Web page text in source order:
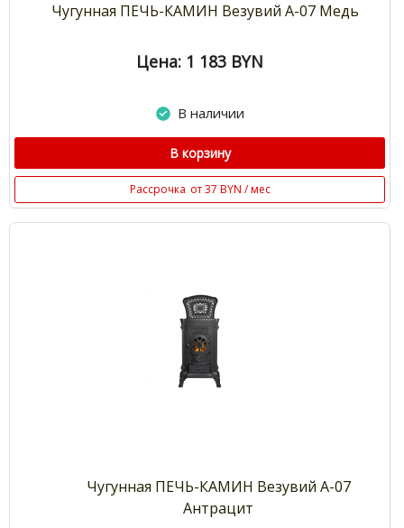
Чугунная ПЕЧЬ-КАМИН Везувий А-07 Медь
Цена: 1 183 BYN
В наличии
В корзину
Рассрочка от 37 BYN / мес
Чугунная ПЕЧЬ-КАМИН Везувий А-07
Антрацит